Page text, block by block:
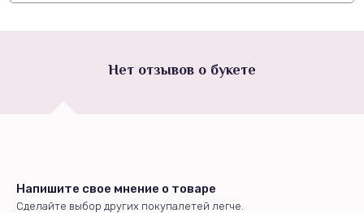
Нет отзывов о букете
Напишите свое мнение о товаре
Сделайте выбор других покупалетей легче.